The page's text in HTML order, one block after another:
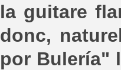
la guitare
donc,
por Bulería"